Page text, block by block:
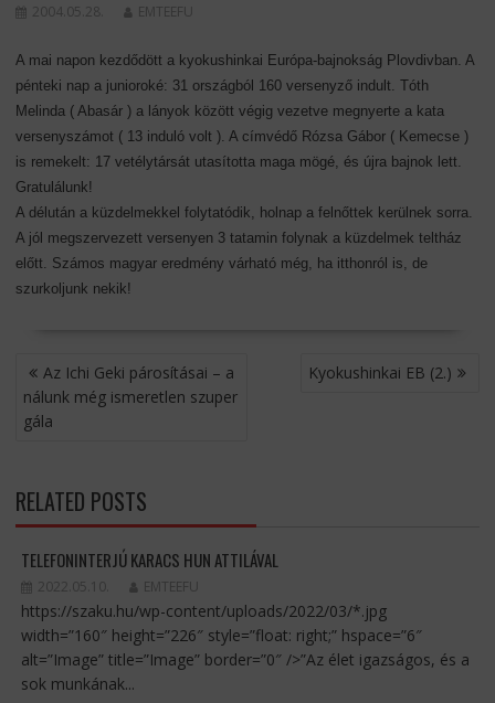
2004.05.28. EMTEEFU
A mai napon kezdődött a kyokushinkai Európa-bajnokság Plovdivban. A
pénteki nap a junioroké: 31 országból 160 versenyző indult. Tóth
Melinda ( Abasár ) a lányok között végig vezetve megnyerte a kata
versenyszámot ( 13 induló volt ). A címvédő Rózsa Gábor ( Kemecse )
is remekelt: 17 vetélytársát utasította maga mögé, és újra bajnok lett.
Gratulálunk!
A délután a küzdelmekkel folytatódik, holnap a felnőttek kerülnek sorra.
A jól megszervezett versenyen 3 tatamin folynak a küzdelmek teltház
előtt. Számos magyar eredmény várható még, ha itthonról is, de
szurkoljunk nekik!
BEJEGYZÉS
NAVIGÁCIÓ
Az Ichi Geki párosításai – a
nálunk még ismeretlen szuper
gála
Kyokushinkai EB (2.)
RELATED POSTS
TELEFONINTERJÚ KARACS HUN ATTILÁVAL
2022.05.10. EMTEEFU
https://szaku.hu/wp-content/uploads/2022/03/*.jpg
width=”160″ height=”226″ style=”float: right;” hspace=”6″
alt=”Image” title=”Image” border=”0″ />”Az élet igazságos, és a
sok munkának...